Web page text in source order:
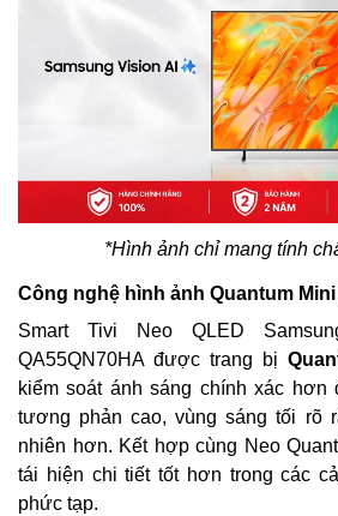
*Hình ảnh chỉ mang tính
Công nghệ hình ảnh Quantum
Smart Tivi Neo QLED
QA55QN70HA được trang bị
kiểm soát ánh sáng chính xác hơn
tương phản cao, vùng sáng tối rõ
nhiên hơn. Kết hợp cùng Neo
tái hiện chi tiết tốt hơn trong các
phức tạp.